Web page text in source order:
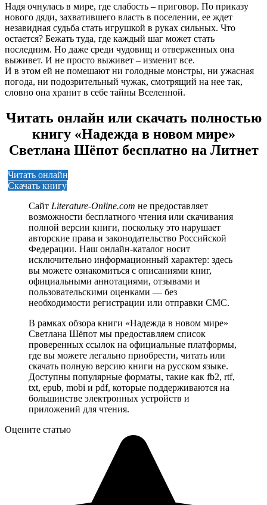
Надя очнулась в мире, где слабость – приговор. По приказу
нового дяди, захватившего власть в поселении, ее ждет
незавидная судьба стать игрушкой в руках сильных. Что
остается? Бежать туда, где каждый шаг может стать
последним. Но даже среди чудовищ и отверженных она
выживет. И не просто выживет – изменит все.
И в этом ей не помешают ни голодные монстры, ни ужасная
погода, ни подозрительный чужак, смотрящий на нее так,
словно она хранит в себе тайны Вселенной.
Читать онлайн или скачать полностью
книгу «Надежда в новом мире»
Светлана Шёпот бесплатно на Литнет
Читать онлайн
Скачать книгу
Сайт Literature-Online.com не предоставляет
возможности бесплатного чтения или скачивания
полной версии книги, поскольку это нарушает
авторские права и законодательство Российской
Федерации. Наш онлайн-каталог носит
исключительно информационный характер: здесь
вы можете ознакомиться с описаниями книг,
официальными аннотациями, отзывами и
пользовательскими оценками — без
необходимости регистрации или отправки СМС.
В рамках обзора книги «Надежда в новом мире»
Светлана Шёпот мы предоставляем список
проверенных ссылок на официальные платформы,
где вы можете легально приобрести, читать или
скачать полную версию книги на русском языке.
Доступны популярные форматы, такие как fb2, rtf,
txt, epub, mobi и pdf, которые поддерживаются на
большинстве электронных устройств и
приложений для чтения.
Оцените статью